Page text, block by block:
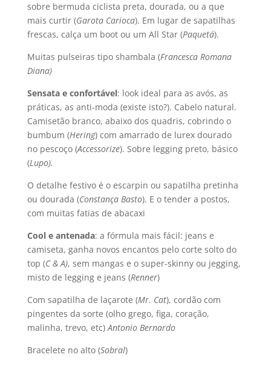
sobre bermuda ciclista preta, dourada, ou a que
mais curtir (Garota Carioca). Em lugar de sapatilhas
frescas, calça um boot ou um All Star (Paquetá).
Muitas pulseiras tipo shambala (Francesca Romana
Diana)
Sensata e confortável: look ideal para as avós, as
práticas, as anti-moda (existe isto?). Cabelo natural.
Camisetão branco, abaixo dos quadris, cobrindo o
bumbum (Hering) com amarrado de lurex dourado
no pescoço (Accessorize). Sobre legging preto, básico
(Lupo).
O detalhe festivo é o escarpin ou sapatilha pretinha
ou dourada (Constança Basto). E o tender a postos,
com muitas fatias de abacaxi
Cool e antenada: a fórmula mais fácil: jeans e
camiseta, ganha novos encantos pelo corte solto do
top (C & A), sem mangas e o super-skinny ou jegging,
misto de legging e jeans (Renner)
Com sapatilha de laçarote (Mr. Cat), cordão com
pingentes da sorte (olho grego, figa, coração,
malinha, trevo, etc)Antonio Bernardo
Bracelete no alto (Sobral)